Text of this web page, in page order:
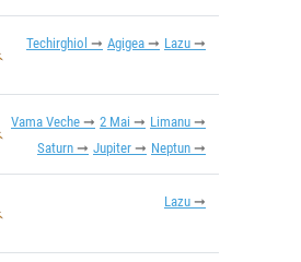
Techirghiol Agigea Lazu
Vama Veche 2 Mai
Limanu
Saturn
Jupiter Neptun
Lazu